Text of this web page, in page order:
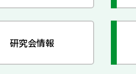
研究会情報